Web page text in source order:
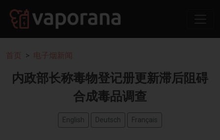
首页 电子烟新闻
内政部长称毒物登记册更新滞后阻碍
合成毒品调查
English Deutsch Français